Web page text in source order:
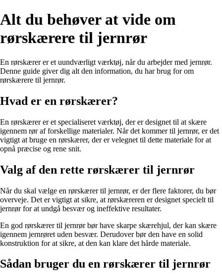
Alt du behøver at vide om
rørskærere til jernrør
En rørskærer er et uundværligt værktøj, når du arbejder med jernrør.
Denne guide giver dig alt den information, du har brug for om
rørskærere til jernrør.
Hvad er en rørskærer?
En rørskærer er et specialiseret værktøj, der er designet til at skære
igennem rør af forskellige materialer. Når det kommer til jernrør, er det
vigtigt at bruge en rørskærer, der er velegnet til dette materiale for at
opnå præcise og rene snit.
Valg af den rette rørskærer til jernrør
Når du skal vælge en rørskærer til jernrør, er der flere faktorer, du bør
overveje. Det er vigtigt at sikre, at rørskæreren er designet specielt til
jernrør for at undgå besvær og ineffektive resultater.
En god rørskærer til jernrør bør have skarpe skærehjul, der kan skære
igennem jernrøret uden besvær. Derudover bør den have en solid
konstruktion for at sikre, at den kan klare det hårde materiale.
Sådan bruger du en rørskærer til jernrør